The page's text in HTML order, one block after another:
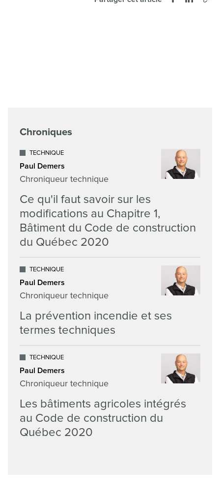
Chroniques
TECHNIQUE
Paul Demers
Chroniqueur technique
Ce qu'il faut savoir sur les
modifications au Chapitre 1,
Bâtiment du Code de construction
du Québec 2020
TECHNIQUE
Paul Demers
Chroniqueur technique
La prévention incendie et ses
termes techniques
TECHNIQUE
Paul Demers
Chroniqueur technique
Les bâtiments agricoles intégrés
au Code de construction du
Québec 2020